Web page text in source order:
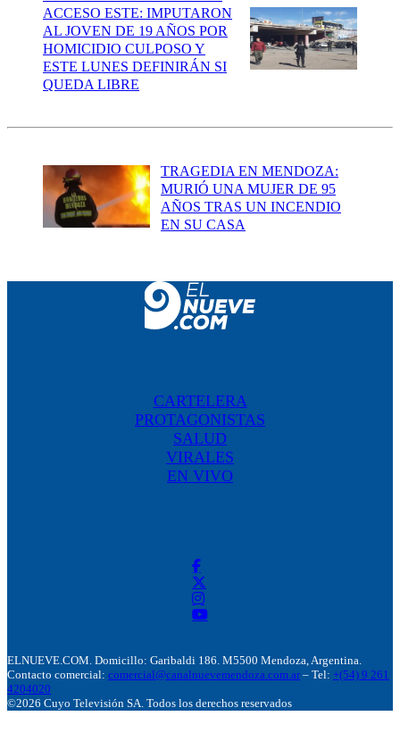
ACCESO ESTE: IMPUTARON
AL JOVEN DE 19 AÑOS POR
HOMICIDIO CULPOSO Y
ESTE LUNES DEFINIRÁN SI
QUEDA LIBRE
TRAGEDIA EN MENDOZA:
MURIÓ UNA MUJER DE 95
AÑOS TRAS UN INCENDIO
EN SU CASA
CARTELERA
PROTAGONISTAS
SALUD
VIRALES
EN VIVO
ELNUEVE.COM. Domicillo: Garibaldi 186. M5500 Mendoza, Argentina.
Contacto comercial: comercial@canalnuevemendoza.com.ar – Tel: +(54) 9 261
4204020
©2026 Cuyo Televisión SA. Todos los derechos reservados